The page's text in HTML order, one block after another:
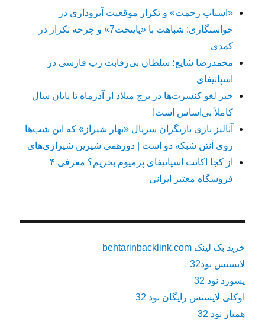
«اسباب زحمت» و تکرار موقعیت آبروداری در
خواستگاری: شباهت با «پایتخت7» و چرخه تکرار در
کمدی
محمدرضا شایع؛ سلطان بی‌رقابت رپ فارسی در
اسپاتیفای
خبر لغو کنسرت‌ها در برج میلاد از آذرماه تا پایان سال
کاملاً بی‌اساس است!
آنالیز بازی بازیگران سریال «بهار شیراز» که این شب‌ها
روی آنتن شبکه دو است | دورهمی شیرین شیرازی‌های
از کجا اکانت اسپاتیفای پرمیوم بخریم؟ معرفی ۴
فروشگاه معتبر ایرانی
خرید بک لینک behtarinbacklink.com
لایسنس نود32
پسورد نود 32
اوکلی لایسنس رایگان نود 32
همیار نود 32